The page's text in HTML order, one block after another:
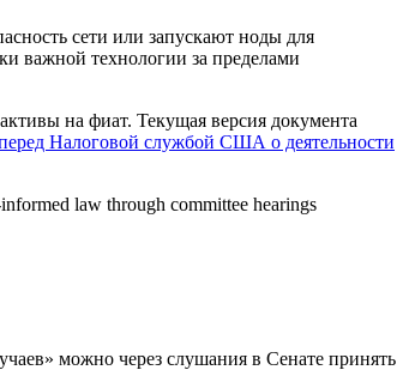
сети или запускают ноды для
важной технологии за пределами
на фиат. Текущая версия документа
Налоговой службой США о деятельности
law through committee hearings
можно через слушания в Сенате принять